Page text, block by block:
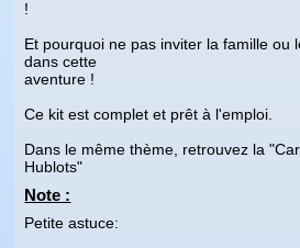
!
Et pourquoi ne pas inviter la famille ou
dans cette
aventure !
Ce kit est complet et prêt à l'emploi.
Dans le même thème, retrouvez la
Hublots"
Note :
Petite astuce: